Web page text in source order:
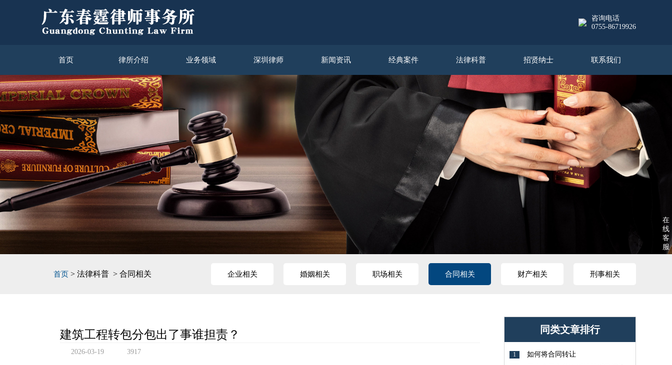
咨询电话
0755-86719926
首页 律所介绍 业务领域 深圳律师 新闻资讯 经典案件 法律科普 招贤纳士 联系我们
首页 > 法律科普 > 合同相关 企业相关 婚姻相关 职场相关 合同相关 财产相关 刑事相关
建筑工程转包分包出了事谁担责？
2026-03-19 3917
同类文章排行
1 如何将合同转让
在
线
客
服